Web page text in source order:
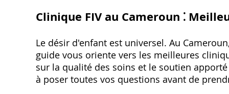
Clinique FIV au Cameroun ⁚
Le désir d'enfant est universel. Au
guide vous oriente vers les meilleures
sur la qualité des soins et le soutien
à poser toutes vos questions avant de